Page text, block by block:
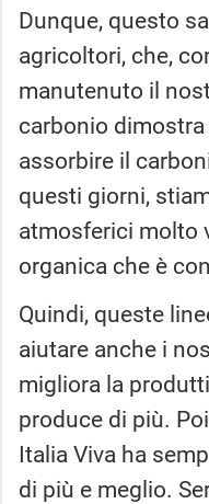
Dunque, questo
agricoltori, che,
manutenuto il
carbonio
assorbire il
questi giorni,
atmosferici molto
organica che è
Quindi, queste
aiutare anche i
migliora la
produce di più.
Italia Viva ha
di più e meglio.